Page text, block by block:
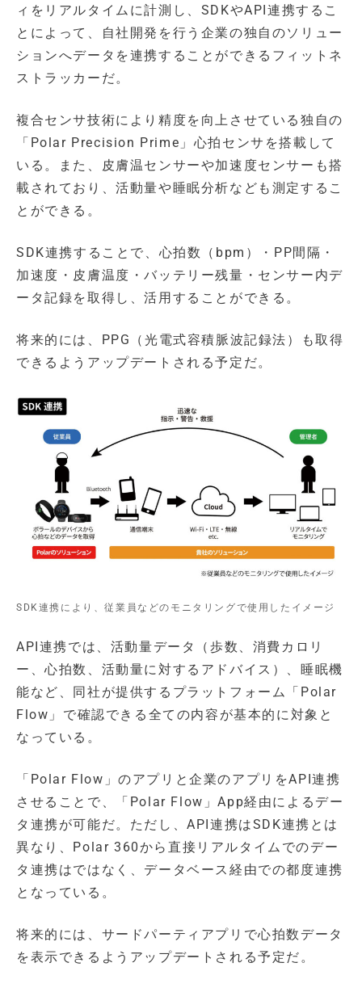
ィをリアルタイムに計測し、SDKやAPI連携するこ
とによって、自社開発を行う企業の独自のソリュー
ションへデータを連携することができるフィットネ
ストラッカーだ。
複合センサ技術により精度を向上させている独自の
「Polar Precision Prime」心拍センサを搭載して
いる。また、皮膚温センサーや加速度センサーも搭
載されており、活動量や睡眠分析なども測定するこ
とができる。
SDK連携することで、心拍数（bpm）・PP間隔・
加速度・皮膚温度・バッテリー残量・センサー内デ
ータ記録を取得し、活用することができる。
将来的には、PPG（光電式容積脈波記録法）も取得
できるようアップデートされる予定だ。
SDK連携により、従業員などのモニタリングで使用したイメージ
API連携では、活動量データ（歩数、消費カロリ
ー、心拍数、活動量に対するアドバイス）、睡眠機
能など、同社が提供するプラットフォーム「Polar
Flow」で確認できる全ての内容が基本的に対象と
なっている。
「Polar Flow」のアプリと企業のアプリをAPI連携
させることで、「Polar Flow」App経由によるデー
タ連携が可能だ。ただし、API連携はSDK連携とは
異なり、Polar 360から直接リアルタイムでのデー
タ連携はではなく、データベース経由での都度連携
となっている。
将来的には、サードパーティアプリで心拍数データ
を表示できるようアップデートされる予定だ。